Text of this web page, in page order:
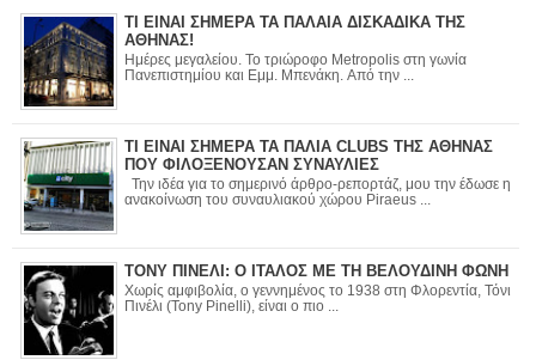
ΤΙ ΕΙΝΑΙ ΣΗΜΕΡΑ ΤΑ ΠΑΛΑΙΑ ΔΙΣΚΑΔΙΚΑ ΤΗΣ
ΑΘΗΝΑΣ!
Ημέρες μεγαλείου. Το τριώροφο Metropolis στη γωνία
Πανεπιστημίου και Εμμ. Μπενάκη. Από την ...
ΤΙ ΕΙΝΑΙ ΣΗΜΕΡΑ ΤΑ ΠΑΛΙΑ CLUBS ΤΗΣ ΑΘΗΝΑΣ
ΠΟΥ ΦΙΛΟΞΕΝΟΥΣΑΝ ΣΥΝΑΥΛΙΕΣ
Την ιδέα για το σημερινό άρθρο-ρεπορτάζ, μου την έδωσε η
ανακοίνωση του συναυλιακού χώρου Piraeus ...
ΤΟΝΥ ΠΙΝΕΛΙ: Ο ΙΤΑΛΟΣ ΜΕ ΤΗ ΒΕΛΟΥΔΙΝΗ ΦΩΝΗ
Χωρίς αμφιβολία, ο γεννημένος το 1938 στη Φλορεντία, Τόνι
Πινέλι (Tony Pinelli), είναι ο πιο ...